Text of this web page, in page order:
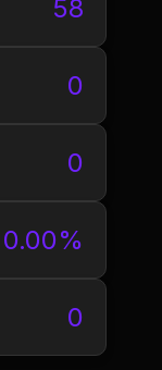
58
0
0
0.00%
0